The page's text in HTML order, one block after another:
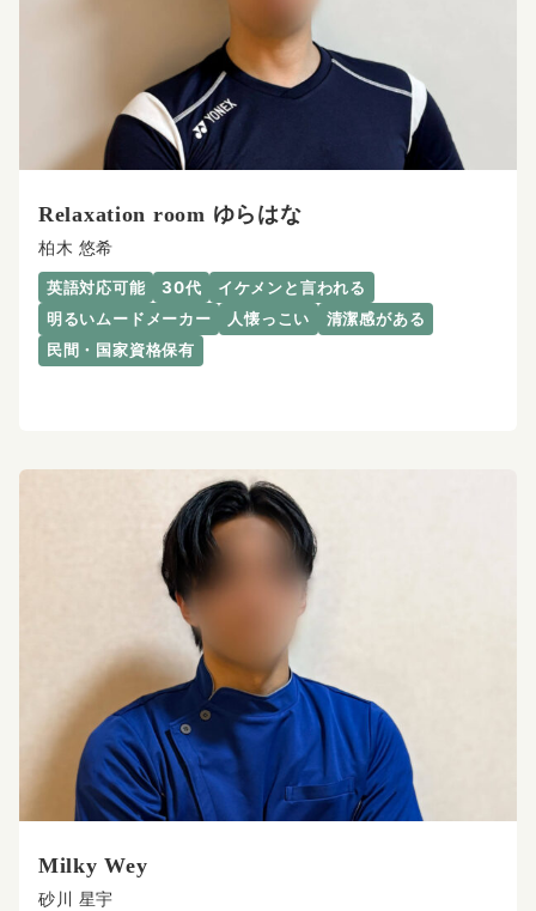
Relaxation room ゆらはな
柏木 悠希
英語対応可能 30代
イケメンと言われる
明るいムードメーカー
人懐っこい
清潔感がある
民間・国家資格保有
Milky Wey
砂川 星宇